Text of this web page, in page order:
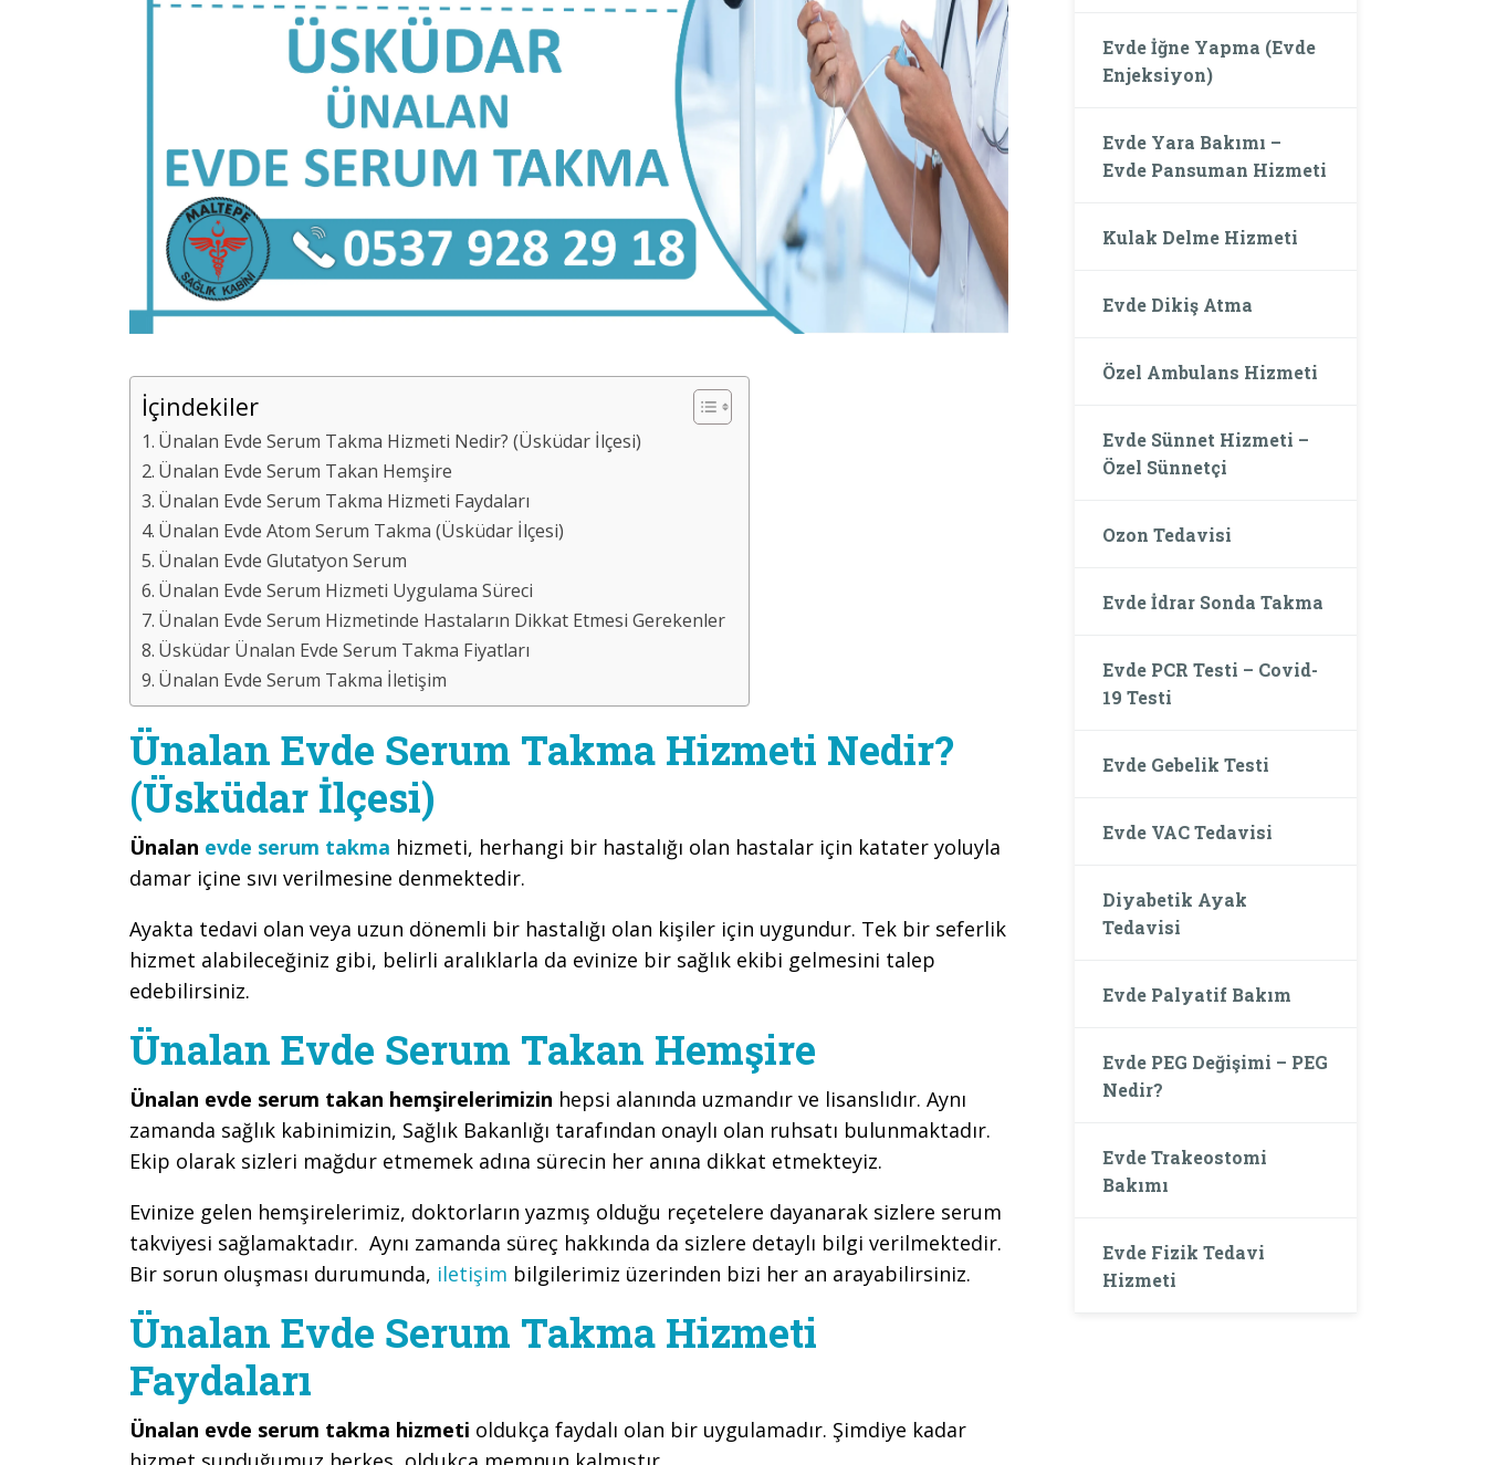
İçindekiler
Ünalan Evde Serum Takma Hizmeti Nedir? (Üsküdar İlçesi)
Ünalan Evde Serum Takan Hemşire
Ünalan Evde Serum Takma Hizmeti Faydaları
Ünalan Evde Atom Serum Takma (Üsküdar İlçesi)
Ünalan Evde Glutatyon Serum
Ünalan Evde Serum Hizmeti Uygulama Süreci
Ünalan Evde Serum Hizmetinde Hastaların Dikkat Etmesi Gerekenler
Üsküdar Ünalan Evde Serum Takma Fiyatları
Ünalan Evde Serum Takma İletişim
Ünalan Evde Serum Takma Hizmeti Nedir?
(Üsküdar İlçesi)
Ünalan evde serum takma hizmeti, herhangi bir hastalığı olan hastalar için katater yoluyla
damar içine sıvı verilmesine denmektedir.
Ayakta tedavi olan veya uzun dönemli bir hastalığı olan kişiler için uygundur. Tek bir seferlik
hizmet alabileceğiniz gibi, belirli aralıklarla da evinize bir sağlık ekibi gelmesini talep
edebilirsiniz.
Ünalan Evde Serum Takan Hemşire
Ünalan evde serum takan hemşirelerimizin hepsi alanında uzmandır ve lisanslıdır. Aynı
zamanda sağlık kabinimizin, Sağlık Bakanlığı tarafından onaylı olan ruhsatı bulunmaktadır.
Ekip olarak sizleri mağdur etmemek adına sürecin her anına dikkat etmekteyiz.
Evinize gelen hemşirelerimiz, doktorların yazmış olduğu reçetelere dayanarak sizlere serum
takviyesi sağlamaktadır. Aynı zamanda süreç hakkında da sizlere detaylı bilgi verilmektedir.
Bir sorun oluşması durumunda, iletişim bilgilerimiz üzerinden bizi her an arayabilirsiniz.
Ünalan Evde Serum Takma Hizmeti
Faydaları
Ünalan evde serum takma hizmeti oldukça faydalı olan bir uygulamadır. Şimdiye kadar
Evde İğne Yapma (Evde
Enjeksiyon)
Evde Yara Bakımı –
Evde Pansuman Hizmeti
Kulak Delme Hizmeti
Evde Dikiş Atma
Özel Ambulans Hizmeti
Evde Sünnet Hizmeti –
Özel Sünnetçi
Ozon Tedavisi
Evde İdrar Sonda Takma
Evde PCR Testi – Covid-
19 Testi
Evde Gebelik Testi
Evde VAC Tedavisi
Diyabetik Ayak
Tedavisi
Evde Palyatif Bakım
Evde PEG Değişimi – PEG
Nedir?
Evde Trakeostomi
Bakımı
Evde Fizik Tedavi
Hizmeti